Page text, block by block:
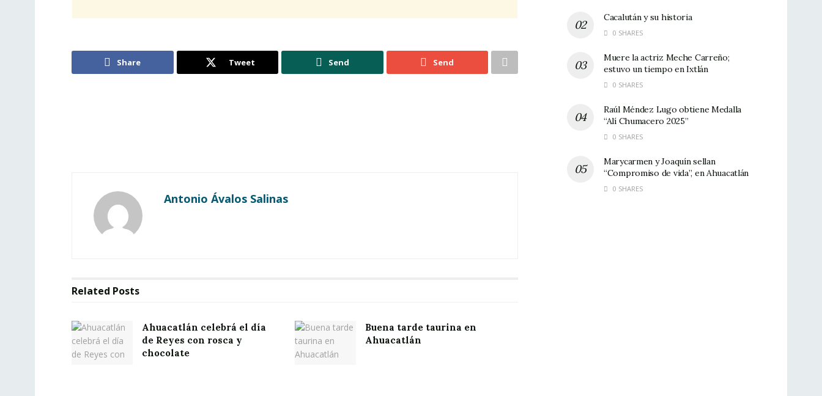
Share Tweet Send Send
Antonio Ávalos Salinas
Related Posts
Ahuacatlán celebrá el día
de Reyes con rosca y
chocolate
Buena tarde taurina en
Ahuacatlán
Cacalután y su historia
0 SHARES
Muere la actriz Meche Carreño;
estuvo un tiempo en Ixtlán
0 SHARES
Raúl Méndez Lugo obtiene Medalla
“Alí Chumacero 2025”
0 SHARES
Marycarmen y Joaquín sellan
“Compromiso de vida”, en Ahuacatlán
0 SHARES